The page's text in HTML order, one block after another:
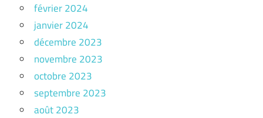
février 2024
janvier 2024
décembre 2023
novembre 2023
octobre 2023
septembre 2023
août 2023